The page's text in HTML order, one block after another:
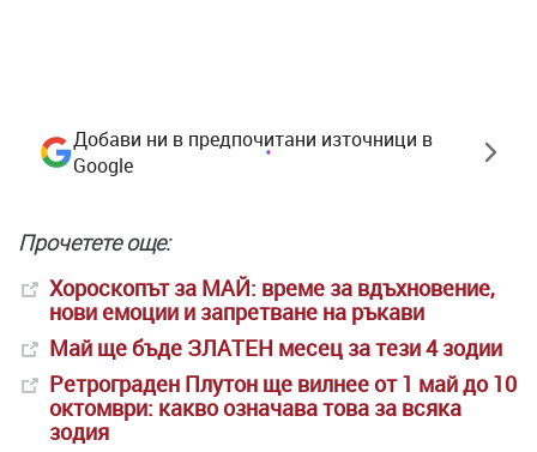
Добави ни в предпочитани източници в
Google
Прочетете още:
Хороскопът за МАЙ: време за вдъхновение,
нови емоции и запретване на ръкави
Май ще бъде ЗЛАТЕН месец за тези 4 зодии
Ретрограден Плутон ще вилнее от 1 май до 10
октомври: какво означава това за всяка
зодия